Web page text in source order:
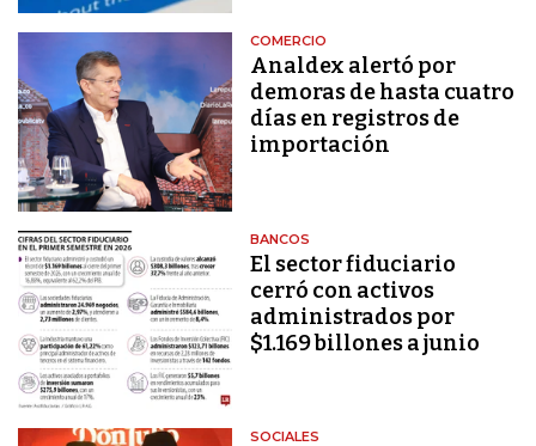
COMERCIO
Analdex alertó por
demoras de hasta cuatro
días en registros de
importación
BANCOS
El sector fiduciario
cerró con activos
administrados por
$1.169 billones a junio
SOCIALES